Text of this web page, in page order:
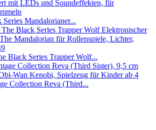
Series Mandalorianer...
Black Series Trapper Wolf...
Collection Reva (Third...